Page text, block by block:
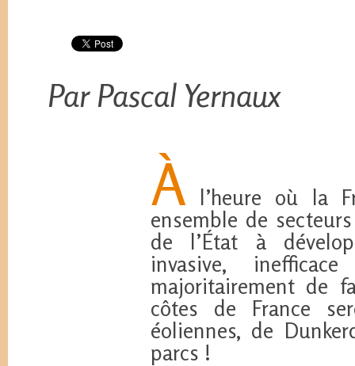
Par Pascal Yernaux
À l’heure où la
ensemble de
de l’État à
invasive,
majoritairement de
côtes de France
éoliennes, de
parcs !